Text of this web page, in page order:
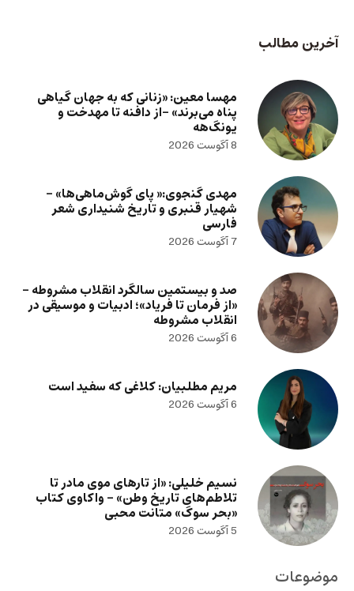
آخرین مطالب
مهسا معین: «زنانی که به جهان گیاهی
پناه می‌برند» -از دافنه تا مهدخت و
یونگ‌هه
8 آگوست 2026
مهدی گنجوی:« پای گوش‌ماهی‌ها» –
شهیار قنبری و تاریخ شنیداری شعر
فارسی
7 آگوست 2026
صد و بیستمین سالگرد انقلاب مشروطه –
«از فرمان تا فریاد»؛ ادبیات و موسیقی در
انقلاب مشروطه
6 آگوست 2026
مریم مطلبیان: کلاغی که سفید است
6 آگوست 2026
نسیم خلیلی: «از تارهای موی مادر تا
تلاطم‌های تاریخ وطن» – واکاوی کتاب
«بحر سوگ» متانت محبی
5 آگوست 2026
موضوعات